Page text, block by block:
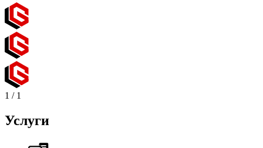
1 / 1
Услуги